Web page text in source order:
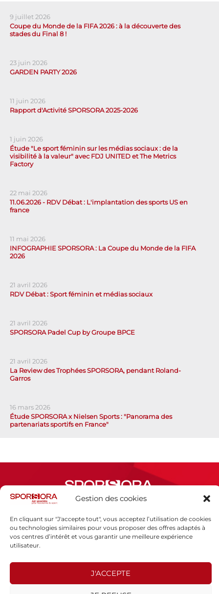
Gestion des cookies
En cliquant sur "J'accepte tout", vous acceptez l’utilisation de cookies
ou technologies similaires pour vous proposer des offres adaptés à
vos centres d’intérêt et vous garantir une meilleure expérience
utilisateur.
J'ACCEPTE
9 juillet 2026
Coupe du Monde de la FIFA 2026 : à la découverte des
stades du Final 8 !
23 juin 2026
GARDEN PARTY 2026
11 juin 2026
Rapport d'Activité SPORSORA 2025-2026
1 juin 2026
Étude "Le sport féminin sur les médias sociaux : de la
visibilité à la valeur" avec FDJ UNITED et The Metrics
Factory
22 mai 2026
11.06.2026 - RDV Débat : L'implantation des sports US en
france
11 mai 2026
INFOGRAPHIE SPORSORA : La Coupe du Monde de la FIFA
2026
21 avril 2026
RDV Débat : Sport féminin et médias sociaux
21 avril 2026
SPORSORA Padel Cup by Groupe BPCE
21 avril 2026
La Review des Trophées SPORSORA, pendant Roland-
Garros
16 mars 2026
Étude SPORSORA x Nielsen Sports : "Panorama des
partenariats sportifs en France"
Espace presse
Mentions légales
SPORSORA